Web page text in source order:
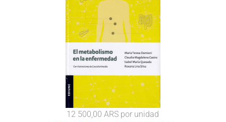
12 500,00 ARS por unidad